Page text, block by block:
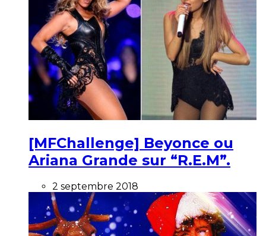
[MFChallenge] Beyonce ou
Ariana Grande sur “R.E.M”.
2 septembre 2018